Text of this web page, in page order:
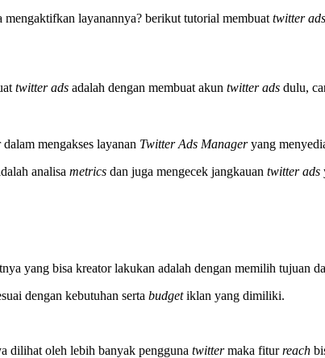
mengaktifkan layanannya? berikut tutorial membuattwitter ads
twitter adsadalah dengan membuat akuntwitter adsdulu,
mengakses layanan Twitter Ads Manageryang
analisa metricsdan juga mengecek jangkauantwitter ads
yang bisa kreator lakukan adalah dengan memilih tujuan
dengan kebutuhan sertabudgetiklan yang dimiliki.
dilihat oleh lebih banyak penggunatwittermaka fiturreach